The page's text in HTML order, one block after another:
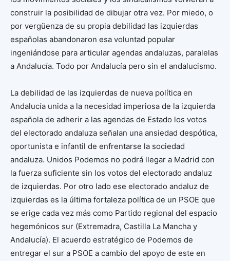
construir la posibilidad de dibujar otra vez. Por miedo, o
por vergüenza de su propia debilidad las izquierdas
españolas abandonaron esa voluntad popular
ingeniándose para articular agendas andaluzas, paralelas
a Andalucía. Todo por Andalucía pero sin el andalucismo.
La debilidad de las izquierdas de nueva política en
Andalucía unida a la necesidad imperiosa de la izquierda
española de adherir a las agendas de Estado los votos
del electorado andaluza señalan una ansiedad despótica,
oportunista e infantil de enfrentarse la sociedad
andaluza. Unidos Podemos no podrá llegar a Madrid con
la fuerza suficiente sin los votos del electorado andaluz
de izquierdas. Por otro lado ese electorado andaluz de
izquierdas es la última fortaleza política de un PSOE que
se erige cada vez más como Partido regional del espacio
hegemónicos sur (Extremadra, Castilla La Mancha y
Andalucía). El acuerdo estratégico de Podemos de
entregar el sur a PSOE a cambio del apoyo de este en